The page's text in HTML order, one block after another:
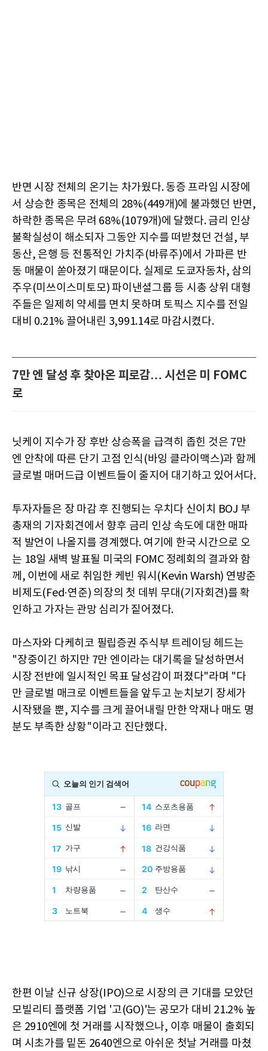
반면 시장 전체의 온기는 차가웠다. 동증 프라임 시장에
서 상승한 종목은 전체의 28%(449개)에 불과했던 반면,
하락한 종목은 무려 68%(1079개)에 달했다. 금리 인상
불확실성이 해소되자 그동안 지수를 떠받쳤던 건설, 부
동산, 은행 등 전통적인 가치주(바류주)에서 가파른 반
동 매물이 쏟아졌기 때문이다. 실제로 도쿄자동차, 삼의
주우(미쓰이스미토모) 파이낸셜그룹 등 시총 상위 대형
주들은 일제히 약세를 면치 못하며 토픽스 지수를 전일
대비 0.21% 끌어내린 3,991.14로 마감시켰다.
7만 엔 달성 후 찾아온 피로감… 시선은 미 FOMC
로
닛케이 지수가 장 후반 상승폭을 급격히 좁힌 것은 7만
엔 안착에 따른 단기 고점 인식(바잉 클라이맥스)과 함께
글로벌 매머드급 이벤트들이 줄지어 대기하고 있어서다.
투자자들은 장 마감 후 진행되는 우치다 신이치 BOJ 부
총재의 기자회견에서 향후 금리 인상 속도에 대한 매파
적 발언이 나올지를 경계했다. 여기에 한국 시간으로 오
는 18일 새벽 발표될 미국의 FOMC 정례회의 결과와 함
께, 이번에 새로 취임한 케빈 워시(Kevin Warsh) 연방준
비제도(Fed·연준) 의장의 첫 데뷔 무대(기자회견)를 확
인하고 가자는 관망 심리가 짙어졌다.
마스자와 다케히코 필립증권 주식부 트레이딩 헤드는
"장중이긴 하지만 7만 엔이라는 대기록을 달성하면서
시장 전반에 일시적인 목표 달성감이 퍼졌다"라며 "다
만 글로벌 매크로 이벤트들을 앞두고 눈치보기 장세가
시작됐을 뿐, 지수를 크게 끌어내릴 만한 악재나 매도 명
분도 부족한 상황"이라고 진단했다.
한편 이날 신규 상장(IPO)으로 시장의 큰 기대를 모았던
모빌리티 플랫폼 기업 '고(GO)'는 공모가 대비 21.2% 높
은 2910엔에 첫 거래를 시작했으나, 이후 매물이 출회되
며 시초가를 밑돈 2640엔으로 아쉬운 첫날 거래를 마쳤